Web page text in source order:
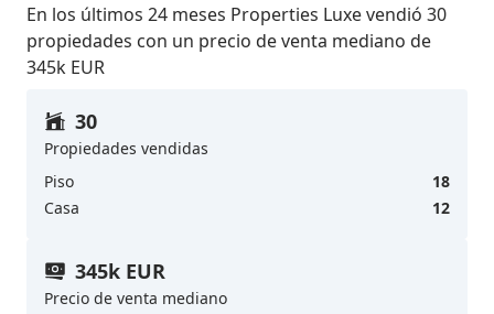
En los últimos 24 meses Properties Luxe vendió 30
propiedades con un precio de venta mediano de
345k EUR
30
Propiedades vendidas
Piso
18
Casa
12
345k EUR
Precio de venta mediano